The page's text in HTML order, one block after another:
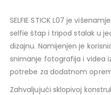
SELFIE STICK L07 je
selfie štap i tripod stalak u
dizajnu. Namijenjen je
snimanje fotografija i videa
potrebe za dodatnom
Zahvaljujući sklopivoj